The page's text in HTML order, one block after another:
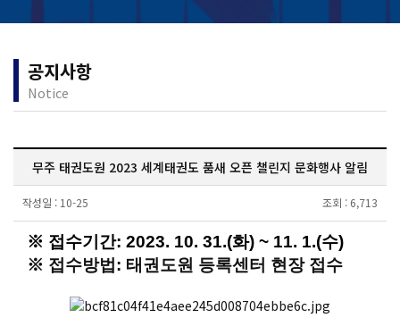
공지사항
Notice
무주 태권도원 2023 세계태권도 품새 오픈 챌린지 문화행사 알림
작성일 : 10-25 조회 : 6,713
※ 접수기간: 2023. 10. 31.(화) ~ 11. 1.(수)
※ 접수방법: 태권도원 등록센터 현장 접수